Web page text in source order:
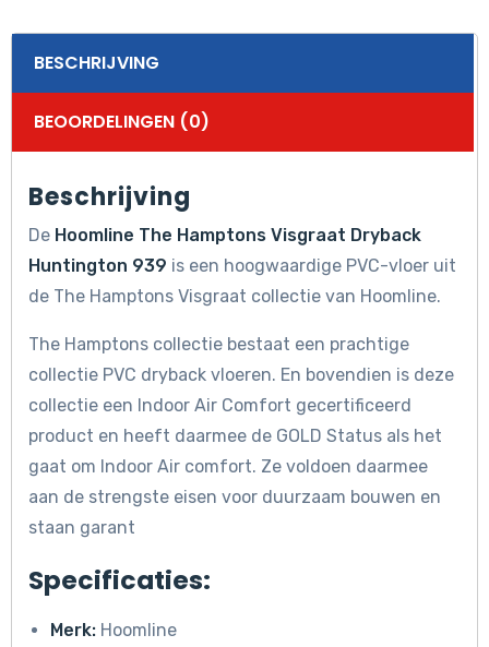
BESCHRIJVING
BEOORDELINGEN (0)
Beschrijving
De Hoomline The Hamptons Visgraat Dryback
Huntington 939 is een hoogwaardige PVC-vloer uit
de The Hamptons Visgraat collectie van Hoomline.
The Hamptons collectie bestaat een prachtige
collectie PVC dryback vloeren. En bovendien is deze
collectie een Indoor Air Comfort gecertificeerd
product en heeft daarmee de GOLD Status als het
gaat om Indoor Air comfort. Ze voldoen daarmee
aan de strengste eisen voor duurzaam bouwen en
staan garant
Specificaties:
Merk: Hoomline